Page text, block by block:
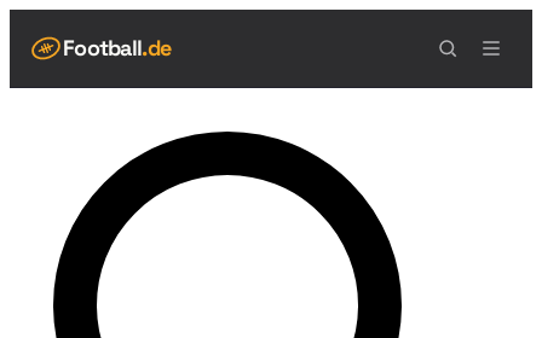
Football.de
Live Scores
Spielplan
Teams